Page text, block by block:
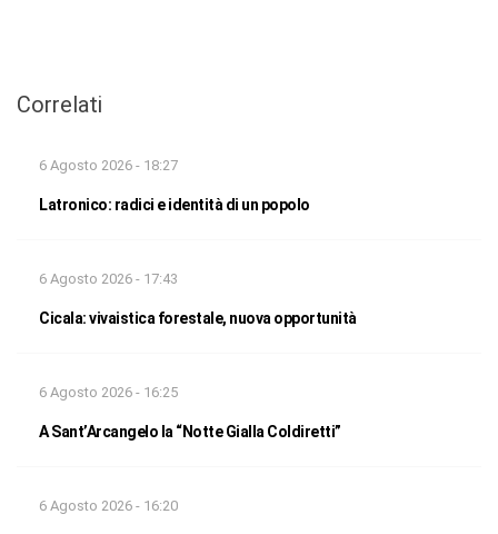
Correlati
6 Agosto 2026 - 18:27
Latronico: radici e identità di un popolo
6 Agosto 2026 - 17:43
Cicala: vivaistica forestale, nuova opportunità
6 Agosto 2026 - 16:25
A Sant’Arcangelo la “Notte Gialla Coldiretti”
6 Agosto 2026 - 16:20